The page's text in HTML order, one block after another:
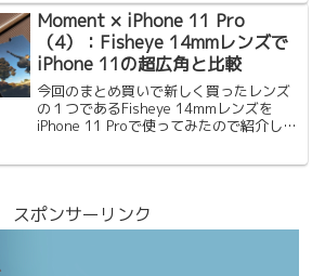
桜を撮るのにiPhone（スマホ）で撮る方
も多いのでは...
Moment × iPhone 11 Pro
（4）：Fisheye 14mmレンズで
iPhone 11の超広角と比較
今回のまとめ買いで新しく買ったレンズ
の１つであるFisheye 14mmレンズを
iPhone 11 Proで使ってみたので紹介しま
スポンサーリンク